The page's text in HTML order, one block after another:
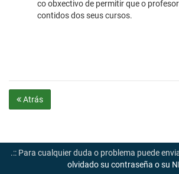
co obxectivo de permitir que o
contidos dos seus cursos.
Atrás
.:: Para cualquier duda o problema puede
olvidado su contraseña o su